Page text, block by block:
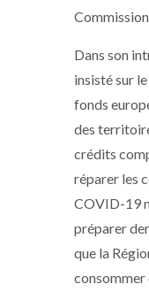
Dans son
insisté sur
fonds
des
crédits
réparer les
COVID-19
préparer
que la
consommer